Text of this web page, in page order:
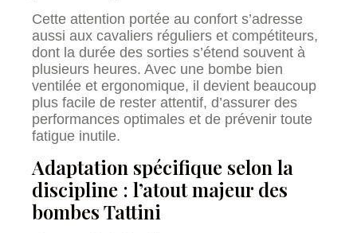
Cette attention portée au confort s’adresse
aussi aux cavaliers réguliers et compétiteurs,
dont la durée des sorties s’étend souvent à
plusieurs heures. Avec une bombe bien
ventilée et ergonomique, il devient beaucoup
plus facile de rester attentif, d’assurer des
performances optimales et de prévenir toute
fatigue inutile.
Adaptation spécifique selon la
discipline : l’atout majeur des
bombes Tattini